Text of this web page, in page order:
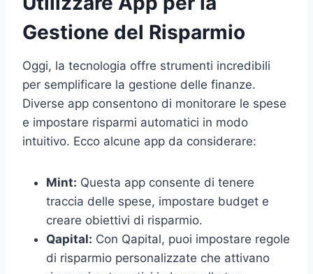
Gestione del Risparmio
Oggi, la tecnologia offre strumenti incredibili
per semplificare la gestione delle finanze.
Diverse app consentono di monitorare le spese
e impostare risparmi automatici in modo
intuitivo. Ecco alcune app da considerare:
Mint: Questa app consente di tenere
traccia delle spese, impostare budget e
creare obiettivi di risparmio.
Qapital: Con Qapital, puoi impostare regole
di risparmio personalizzate che attivano